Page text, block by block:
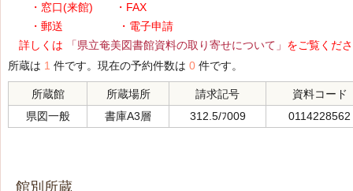
・窓口(来館) ・FAX
・郵送 ・電子申請
詳しくは
「県立奄美図書館資料の取り寄せについて」 をご覧くだ
所蔵は 1 件です。現在の予約件数は 0 件です。
所蔵館 所蔵場所 請求記号
資料コード
県図一般
書庫A3層 312.5/ﾌ009 0114228562
館別所蔵